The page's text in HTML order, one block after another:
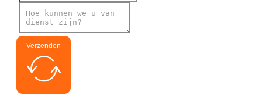
Verzenden